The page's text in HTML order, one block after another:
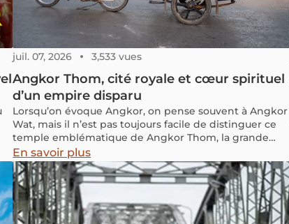
juil. 07, 2026 3,533 vues
Angkor Thom, cité royale et cœur spirituel
d’un empire disparu
Lorsqu’on évoque Angkor, on pense souvent à Angkor
Wat, mais il n’est pas toujours facile de distinguer ce
temple emblématique de Angkor Thom, la grande
capitale fortifiée de l’Empire khmer. Pourtant, ces
deux sites ont des fonctions et des histoires bien
distinctes. Que représente réellement Angkor Thom
et en quoi se différencie-t-elle d’Angkor Wat ?
Plongeons ensemble dans l’histoire de cette cité
fascinante à travers cet article.
En savoir plus